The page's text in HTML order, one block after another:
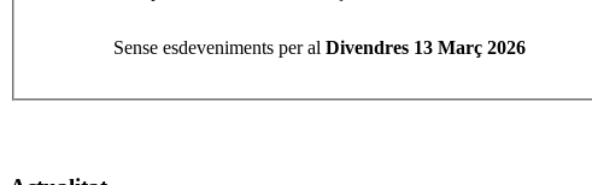
Sense esdeveniments per al Divendres 13 Març 2026